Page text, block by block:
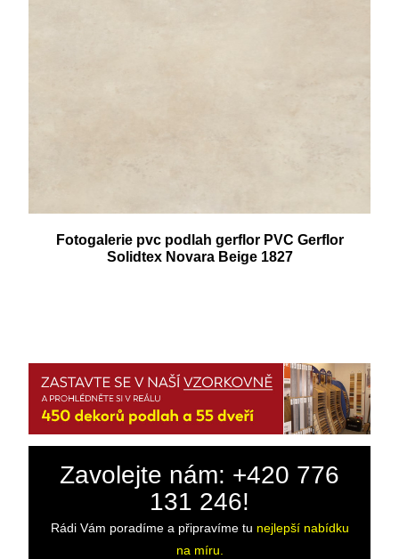
Fotogalerie pvc podlah gerflor PVC Gerflor
Solidtex Novara Beige 1827
Zavolejte nám: +420 776
131 246!
Rádi Vám poradíme a připravíme tu nejlepší nabídku
na míru.